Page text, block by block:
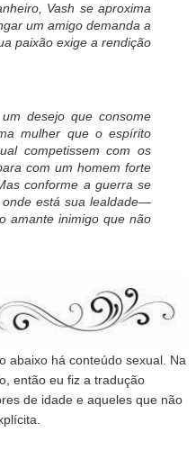
Vash se aproxima
um amigo demanda a
paixão exige a rendição
desejo que consome
mulher que o espírito
competissem com os
com um homem forte
conforme a guerra se
está sua lealdade—
amante inimigo que não
abaixo há conteúdo sexual. Na
então eu fiz a tradução
de idade e aqueles que não